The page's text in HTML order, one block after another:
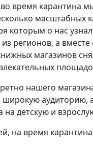
время карантина
масштабных
которым о нас
регионов, а
магазинов
нашего
аудиторию,
детскую и
на время